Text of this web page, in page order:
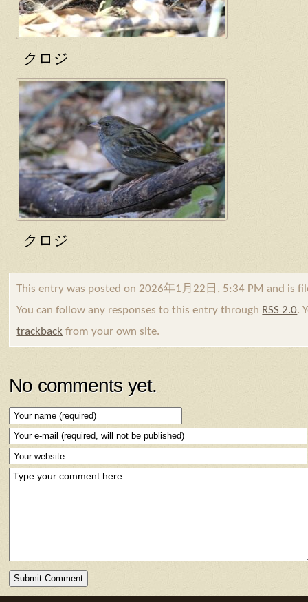
クロジ
クロジ
This entry was posted on 2026年1月22日, 5:34 PM and is
You can follow any responses to this entry through RSS 2.0.
trackback from your own site.
No comments yet.